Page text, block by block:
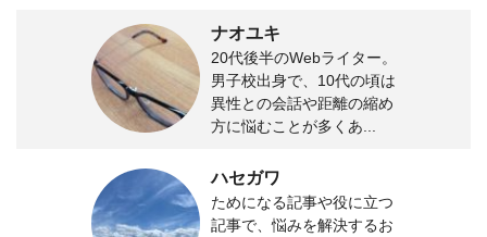
ナオユキ
20代後半のWebライター。
男子校出身で、10代の頃は
異性との会話や距離の縮め
方に悩むことが多くあ...
ハセガワ
ためになる記事や役に立つ
記事で、悩みを解決するお